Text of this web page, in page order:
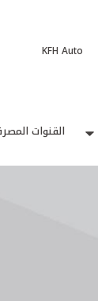
KFH Auto
القنوات